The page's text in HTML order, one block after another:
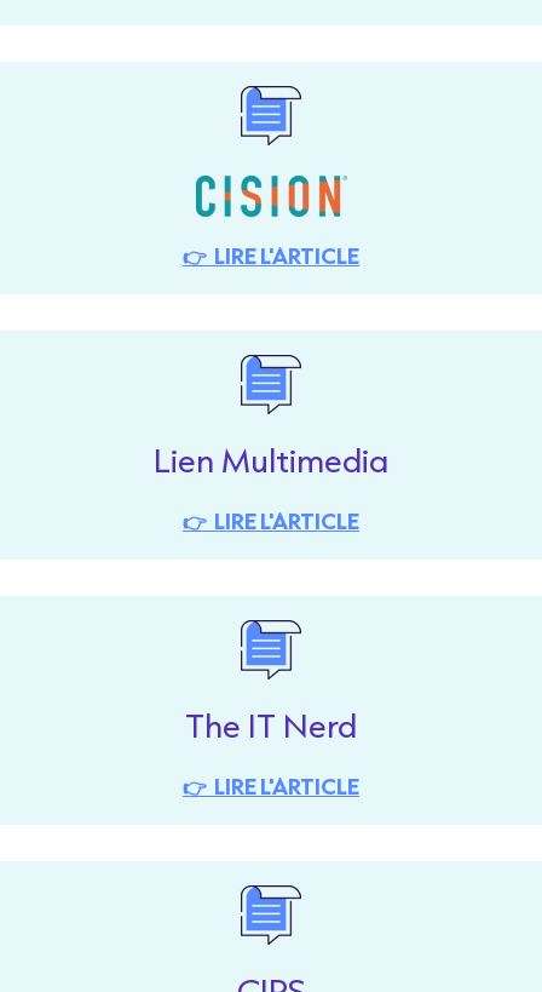
👉 LIRE L'ARTICLE
Lien Multimedia
👉 LIRE L'ARTICLE
The IT Nerd
👉 LIRE L'ARTICLE